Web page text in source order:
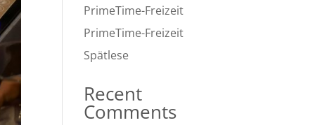
PrimeTime-Freizeit
PrimeTime-Freizeit
Spätlese
Recent
Comments